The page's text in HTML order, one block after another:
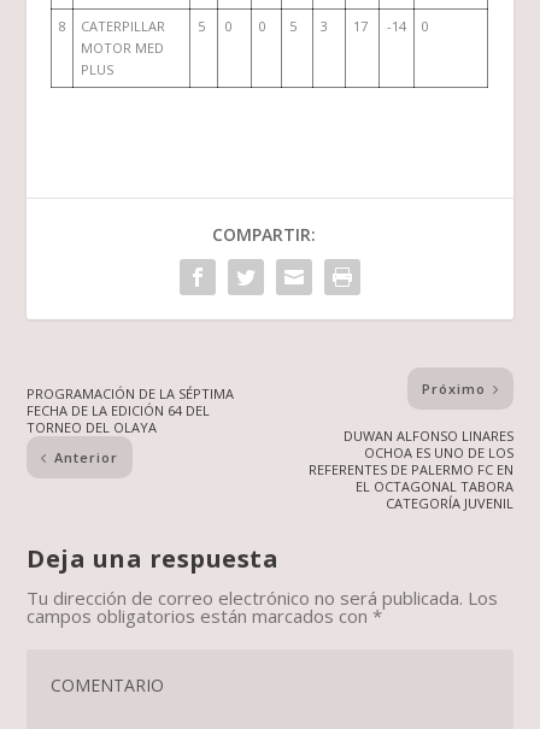
8
CATERPILLAR
MOTOR MED
PLUS
5 0 0 5 3 17 -14 0
COMPARTIR:
PROGRAMACIÓN DE LA SÉPTIMA
FECHA DE LA EDICIÓN 64 DEL
TORNEO DEL OLAYA
Anterior
Próximo
DUWAN ALFONSO LINARES
OCHOA ES UNO DE LOS
REFERENTES DE PALERMO FC EN
EL OCTAGONAL TABORA
CATEGORÍA JUVENIL
Deja una respuesta
Tu dirección de correo electrónico no será publicada. Los
campos obligatorios están marcados con*